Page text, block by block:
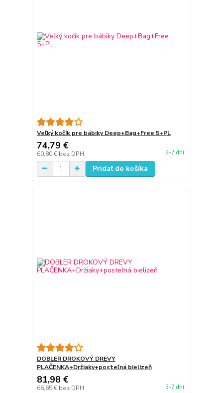
Veľký kočík pre bábiky Deep+Bag+Free 5+PL
74,79 €
60,80 € bez DPH 3-7 dní
Pridať do košíka
DOBLER DROKOVÝ DREVY
PLAČENKA+Držiaky+posteľná bielizeň
81,98 €
66,65 € bez DPH 3-7 dní